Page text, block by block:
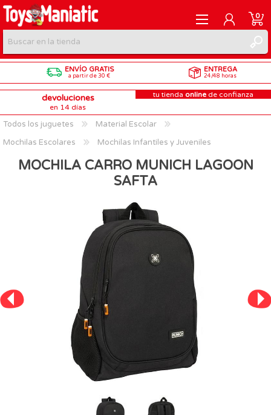
REGISTRARME
INICIAR SESIÓN
0
ENVÍO GRATIS
a partir de 30 €
ENTREGA
24/48 horas
devoluciones
en 14 días
tu tienda online de confianza
Todos los juguetes
Material Escolar
Mochilas Escolares
Mochilas Infantiles y Juveniles
MOCHILA CARRO MUNICH LAGOON
SAFTA